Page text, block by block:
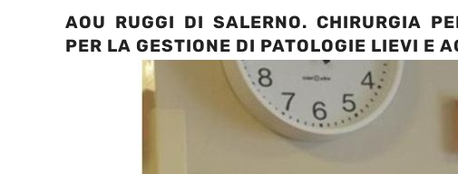
AOU RUGGI DI SALERNO. CHIRURGIA
PER LA GESTIONE DI PATOLOGIE LIEVI E